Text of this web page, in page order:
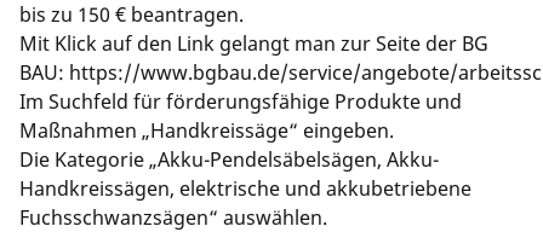
bis zu 150 € beantragen.
Mit Klick auf den Link gelangt man zur Seite der BG
BAU: https://www.bgbau.de/service/angebote/
Im Suchfeld für förderungsfähige Produkte und
Maßnahmen „Handkreissäge“ eingeben.
Die Kategorie „Akku-Pendelsäbelsägen, Akku-
Handkreissägen, elektrische und akkubetriebene
Fuchsschwanzsägen“ auswählen​.